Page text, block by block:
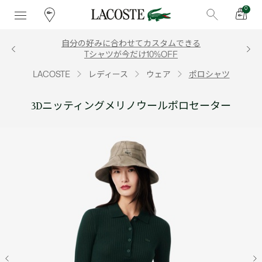
0
自分の好みに合わせてカスタムできる
Tシャツが今だけ10%OFF
LACOSTE レディース ウェア ポロシャツ
3Dニッティングメリノウールポロセーター